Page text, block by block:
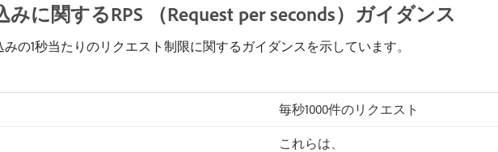
に関するRPS （Request per seconds）ガイダンス
の1秒当たりのリクエスト制限に関するガイダンスを示しています。
毎秒1000件のリクエスト
これらは、